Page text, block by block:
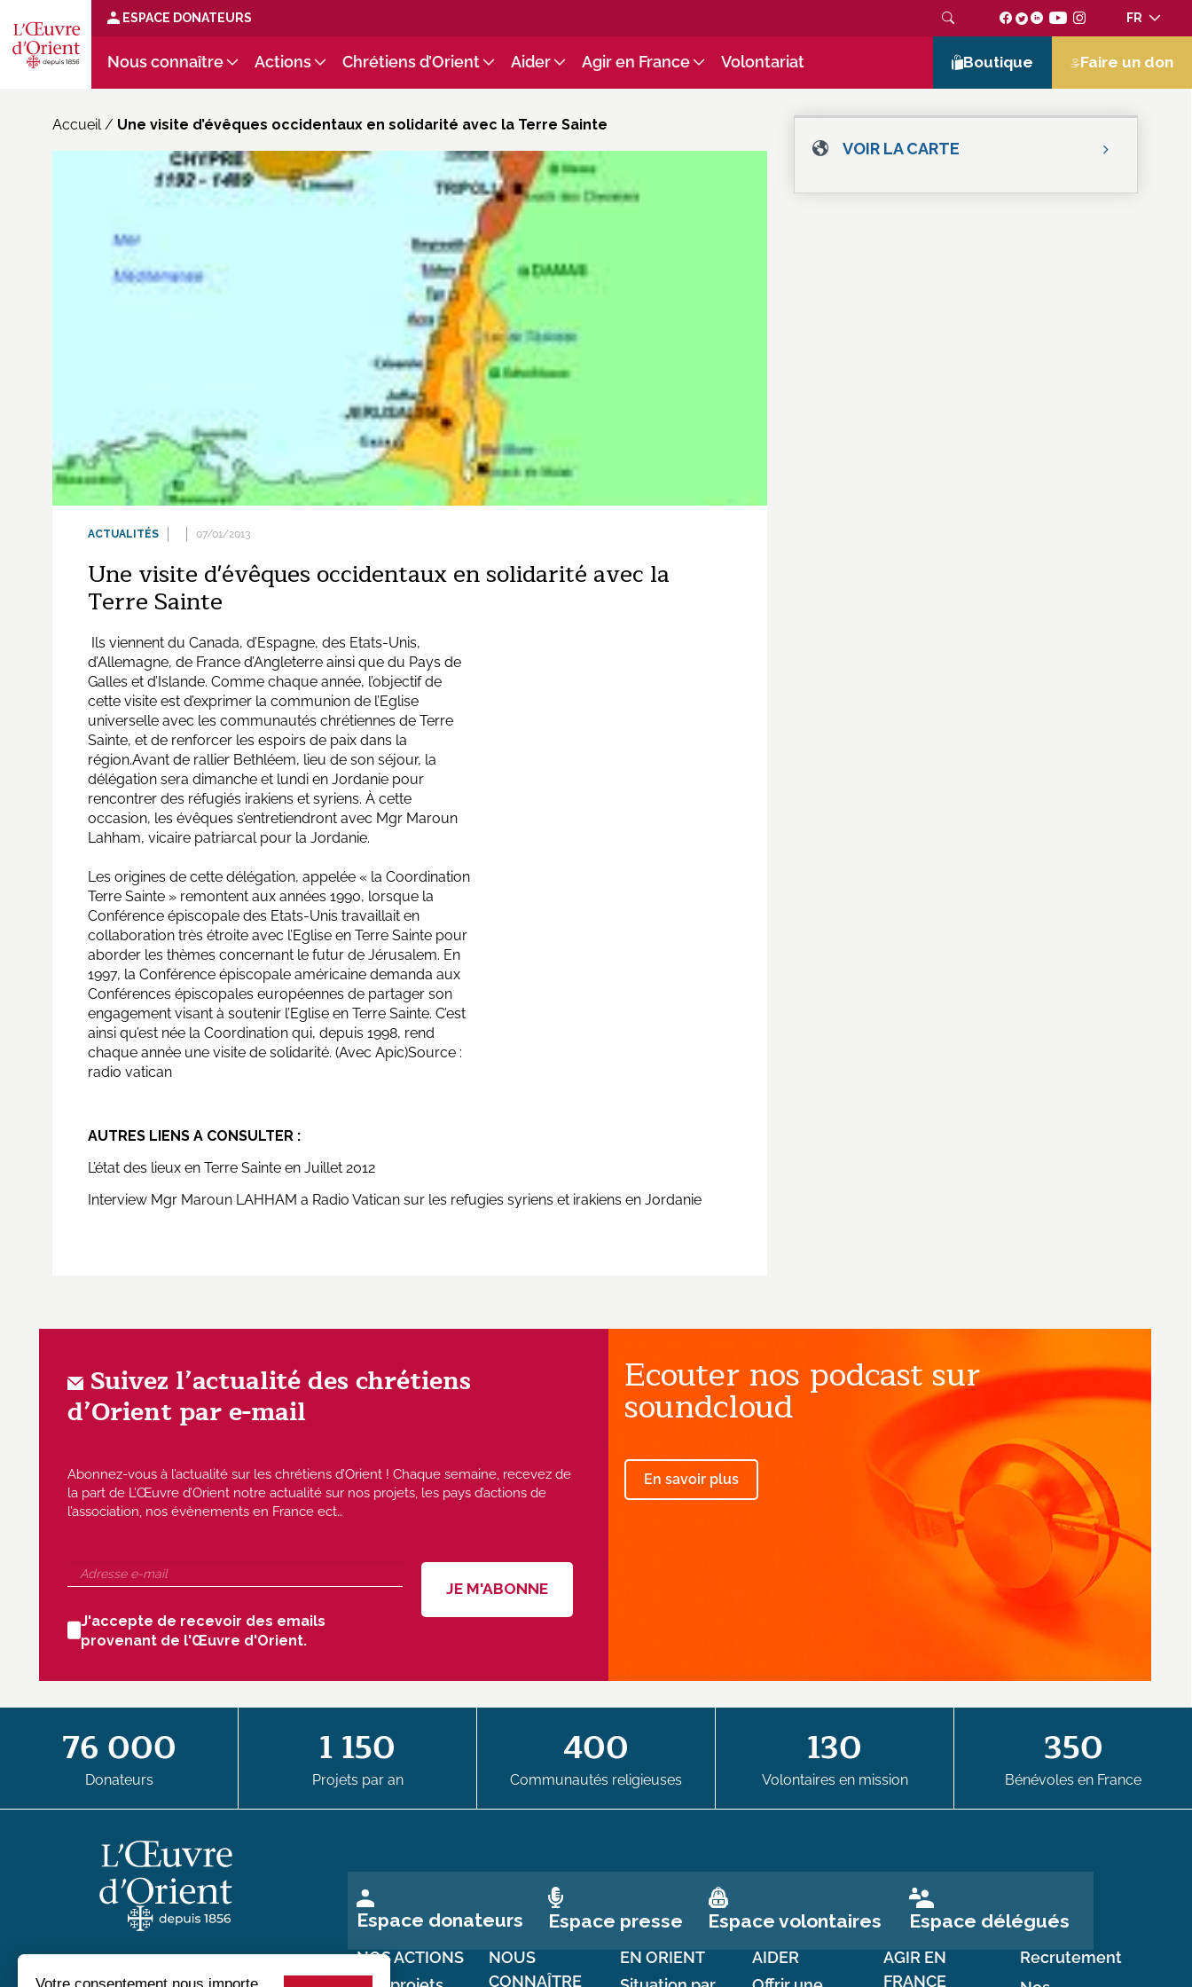
ESPACE DONATEURS FR
Nous connaître Actions Chrétiens d’Orient Aider Agir en France Volontariat Boutique Faire un don
Accueil/ Une visite d’évêques occidentaux en solidarité avec la Terre Sainte
ACTUALITÉS 07/01/2013
Une visite d'évêques occidentaux en solidarité avec la
Terre Sainte
Ils viennent du Canada, d’Espagne, des Etats-Unis,
d’Allemagne, de France d’Angleterre ainsi que du Pays de
Galles et d’Islande. Comme chaque année, l’objectif de
cette visite est d’exprimer la communion de l’Eglise
universelle avec les communautés chrétiennes de Terre
Sainte, et de renforcer les espoirs de paix dans la
région.Avant de rallier Bethléem, lieu de son séjour, la
délégation sera dimanche et lundi en Jordanie pour
rencontrer des réfugiés irakiens et syriens. À cette
occasion, les évêques s’entretiendront avec Mgr Maroun
Lahham, vicaire patriarcal pour la Jordanie.
Les origines de cette délégation, appelée « la Coordination
Terre Sainte » remontent aux années 1990, lorsque la
Conférence épiscopale des Etats-Unis travaillait en
collaboration très étroite avec l’Eglise en Terre Sainte pour
aborder les thèmes concernant le futur de Jérusalem. En
1997, la Conférence épiscopale américaine demanda aux
Conférences épiscopales européennes de partager son
engagement visant à soutenir l’Eglise en Terre Sainte. C’est
ainsi qu’est née la Coordination qui, depuis 1998, rend
chaque année une visite de solidarité. (Avec Apic)Source :
radio vatican
AUTRES LIENS A CONSULTER :
L’état des lieux en Terre Sainte en Juillet 2012
Interview Mgr Maroun LAHHAM a Radio Vatican sur les refugies syriens et irakiens en Jordanie
VOIR LA CARTE
Suivez l’actualité des chrétiens
d’Orient par e-mail
Abonnez-vous à l’actualité sur les chrétiens d’Orient ! Chaque semaine, recevez de
la part de L’Œuvre d’Orient notre actualité sur nos projets, les pays d’actions de
l’association, nos évènements en France ect…
J'accepte de recevoir des emails
provenant de l'Œuvre d'Orient.
Ecouter nos podcast sur
soundcloud
En savoir plus
76 000
Donateurs
1 150
Projets par an
400
Communautés religieuses
130
Volontaires en mission
350
Bénévoles en France
Espace donateurs Espace presse Espace volontaires Espace délégués
NOS ACTIONS
NOUS
CONNAÎTRE
EN ORIENT
AIDER
AGIR EN
FRANCE
Recrutement